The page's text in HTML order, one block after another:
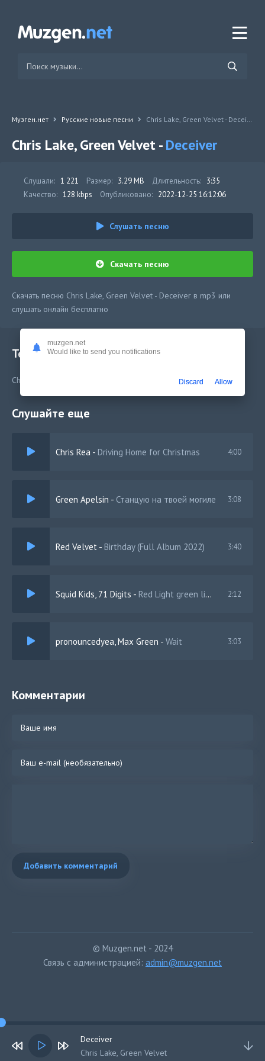
Музген.нет Русские новые песни Chris Lake, Green Velvet - Deceiver
Chris Lake, Green Velvet -Deceiver
Слушали: 1 221 Размер: 3.29 MB Длительность: 3:35
Качество: 128 kbps Опубликовано: 2022-12-25 16:12:06
Слушать песню
Скачать песню
Скачать песню Chris Lake, Green Velvet - Deceiver в mp3 или
слушать онлайн бесплатно
Текст песни
Chris Lake, Green Velvet - Deceiver
Слушайте еще
Chris Rea - Driving Home for Christmas 4:00
Green Apelsin - Станцую на твоей могиле 3:08
Red Velvet - Birthday (Full Album 2022) 3:40
Squid Kids, 71 Digits - Red Light green light 2:12
pronouncedyea, Max Green - Wait 3:03
Комментарии
Добавить комментарий
© Muzgen.net - 2024
Связь с администрацией: admin@muzgen.net
muzgen.net
Would like to send you notifications
Discard Allow
Deceiver
Chris Lake, Green Velvet